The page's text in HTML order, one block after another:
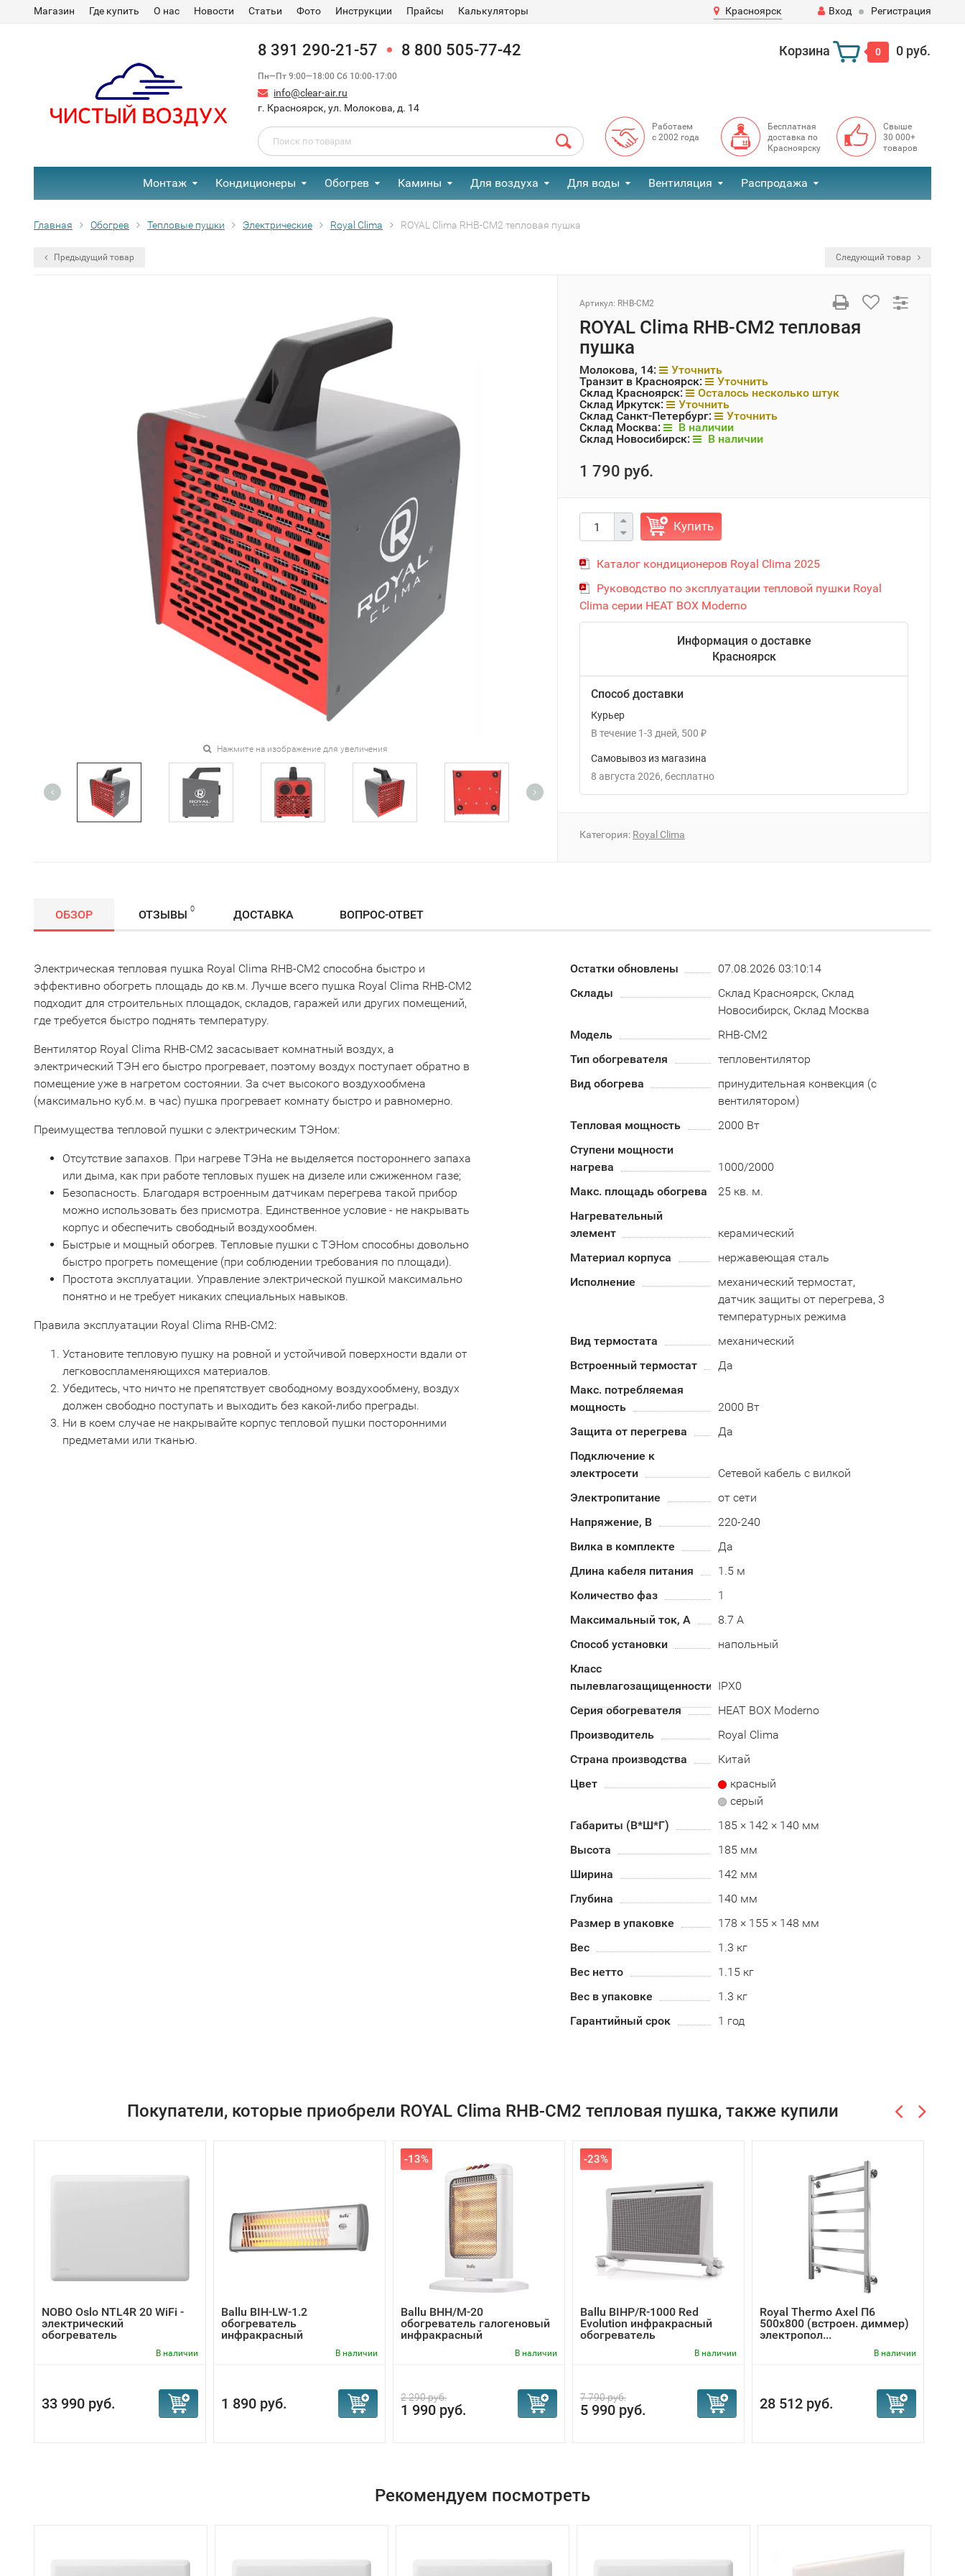
Магазин Где купить О нас Новости Статьи Фото Инструкции Прайсы Калькуляторы Красноярск Вход Регистрация
8 391 290-21-57 8 800 505-77-42
Пн—Пт 9:00—18:00 Сб 10:00-17:00
info@clear-air.ru
г. Красноярск, ул. Молокова, д. 14
Корзина 0 0 руб.
Работаем
с 2002 года
Бесплатная
доставка по
Красноярску
Свыше
30 000+
товаров
Монтаж Кондиционеры Обогрев Камины Для воздуха Для воды Вентиляция Распродажа
Главная Обогрев Тепловые пушки Электрические Royal Clima ROYAL Clima RHB-CM2 тепловая пушка
Предыдущий товар Следующий товар
Нажмите на изображение для увеличения
Артикул: RHB-CM2
ROYAL Clima RHB-CM2 тепловая
пушка
Молокова, 14:
Уточнить
Транзит в Красноярск:
Уточнить
Склад Красноярск:
Осталось несколько штук
Склад Иркутск:
Уточнить
Склад Санкт-Петербург:
Уточнить
Склад Москва:
В наличии
Склад Новосибирск:
В наличии
1 790 руб.
Купить
Каталог кондиционеров Royal Clima 2025
Руководство по эксплуатации тепловой пушки Royal
Clima серии HEAT BOX Moderno
Информация о доставке
Красноярск
Способ доставки
Курьер
В течение 1-3 дней 500 ₽
Самовывоз из магазина
8 августа 2026
Бесплатно
Категория: Royal Clima
ОБЗОР ОТЗЫВЫ 0 ДОСТАВКА ВОПРОС-ОТВЕТ
Электрическая тепловая пушка Royal Clima RHB-CM2 способна быстро и
эффективно обогреть площадь до кв.м. Лучше всего пушка Royal Clima RHB-CM2
подходит для строительных площадок, складов, гаражей или других помещений,
где требуется быстро поднять температуру.
Вентилятор Royal Clima RHB-CM2 засасывает комнатный воздух, а
электрический ТЭН его быстро прогревает, поэтому воздух поступает обратно в
помещение уже в нагретом состоянии. За счет высокого воздухообмена
(максимально куб.м. в час) пушка прогревает комнату быстро и равномерно.
Преимущества тепловой пушки с электрическим ТЭНом:
Отсутствие запахов. При нагреве ТЭНа не выделяется постороннего запаха
или дыма, как при работе тепловых пушек на дизеле или сжиженном газе;
Безопасность. Благодаря встроенным датчикам перегрева такой прибор
можно использовать без присмотра. Единственное условие - не накрывать
корпус и обеспечить свободный воздухообмен.
Быстрые и мощный обогрев. Тепловые пушки с ТЭНом способны довольно
быстро прогреть помещение (при соблюдении требования по площади).
Простота эксплуатации. Управление электрической пушкой максимально
понятно и не требует никаких специальных навыков.
Правила эксплуатации Royal Clima RHB-CM2:
Установите тепловую пушку на ровной и устойчивой поверхности вдали от
легковоспламеняющихся материалов.
Убедитесь, что ничто не препятствует свободному воздухообмену, воздух
должен свободно поступать и выходить без какой-либо преграды.
Ни в коем случае не накрывайте корпус тепловой пушки посторонними
предметами или тканью.
Остатки обновлены
07.08.2026 03:10:14
Склады
Склад Красноярск, Склад
Новосибирск, Склад Москва
Модель
RHB-CM2
Тип обогревателя
тепловентилятор
Вид обогрева
принудительная конвекция (с
вентилятором)
Тепловая мощность
2000 Вт
Ступени мощности
нагрева
1000/2000
Макс. площадь обогрева
25 кв. м.
Нагревательный
элемент
керамический
Материал корпуса
нержавеющая сталь
Исполнение
механический термостат,
датчик защиты от перегрева, 3
температурных режима
Вид термостата
механический
Встроенный термостат
Да
Макс. потребляемая
мощность
2000 Вт
Защита от перегрева
Да
Подключение к
электросети
Сетевой кабель с вилкой
Электропитание
от сети
Напряжение, В
220-240
Вилка в комплекте
Да
Длина кабеля питания
1.5 м
Количество фаз
1
Максимальный ток, А
8.7 А
Способ установки
напольный
Класс
пылевлагозащищенности IPX0
Серия обогревателя
HEAT BOX Moderno
Производитель
Royal Clima
Страна производства
Китай
Цвет
красный
серый
Габариты (В*Ш*Г)
185 × 142 × 140 мм
Высота
185 мм
Ширина
142 мм
Глубина
140 мм
Размер в упаковке
178 × 155 × 148 мм
Вес
1.3 кг
Вес нетто
1.15 кг
Вес в упаковке
1.3 кг
Гарантийный срок
1 год
Покупатели, которые приобрели ROYAL Clima RHB-CM2 тепловая пушка, также купили
NOBO Oslo NTL4R 20 WiFi -
электрический
обогреватель
В наличии
33 990 руб.
Ballu BIH-LW-1.2
обогреватель
инфракрасный
В наличии
1 890 руб.
-13%
Ballu BHH/M-20
обогреватель галогеновый
инфракрасный
В наличии
2 290 руб.
1 990 руб.
-23%
Ballu BIHP/R-1000 Red
Evolution инфракрасный
обогреватель
В наличии
7 790 руб.
5 990 руб.
Royal Thermo Axel П6
500х800 (встроен. диммер)
электропол...
В наличии
28 512 руб.
Рекомендуем посмотреть